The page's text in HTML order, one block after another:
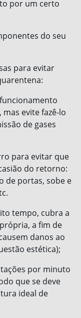
por um certo
do seu
para evitar
evite fazê-lo
de gases
para evitar que
do retorno:
de portas, sobe e
tempo, cubra a
a fim de
danos ao
estética);
por minuto
que se deve
ideal de